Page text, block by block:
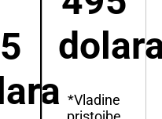
*Vladine